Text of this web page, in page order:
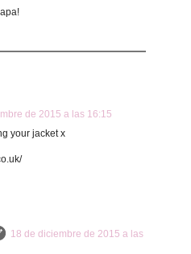
de 2015 a las 16:15
your jacket x
18 de diciembre de 2015 a las